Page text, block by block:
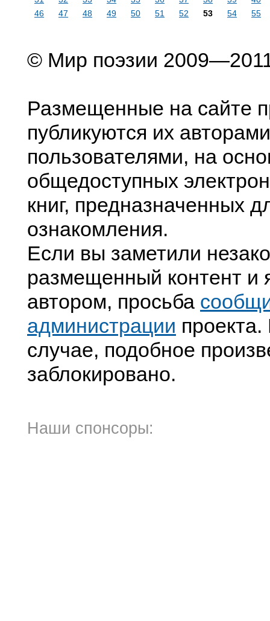
46
47 48 49 50 51 52 53 54 55
© Мир поэзии
Размещенные на сайте
публикуются их
пользователями, на
общедоступных
книг, предназначенных
ознакомления.
Если вы заметили
размещенный контент и
автором, просьба
администрации
случае, подобное
заблокировано.
Наши спонсоры: